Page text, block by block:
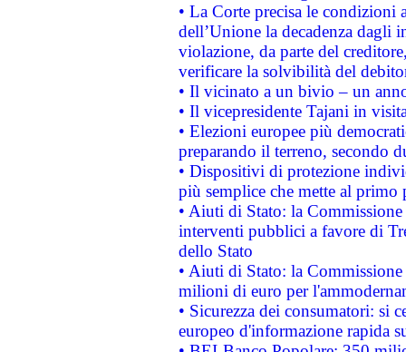
• La Corte precisa le
dell’Unione la decadenza dagli
violazione, da parte del
verificare la solvibilità del
• Il vicinato a un bivio – un
• Il vicepresidente Tajani in
• Elezioni europee più
preparando il terreno, secondo
• Dispositivi di protezione
più semplice che mette al primo
• Aiuti di Stato: la
interventi pubblici a favore di
dello Stato
• Aiuti di Stato: la
milioni di euro per
• Sicurezza dei consumatori: si
europeo d'informazione rapida